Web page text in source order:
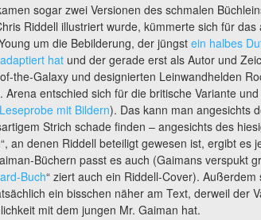
sogar zwei Versionen des schmalen
Riddell illustriert wurde, kümmerte sich für
um die Bebilderung, der jüngstein halbes
hatund der gerade erst als Autor und
the-Galaxy und designierten Leinwandhelden
entschied sich für die britische Variante
mit Bildern). Das kann man angesichts
Strich schade finden – angesichts des
an denen Riddell beteiligt gewesen ist, ergibt es
Büchern passt es auch (Gaimans verspukt
Buch“ ziert auch ein Riddell-Cover). Außerdem
ein bisschen näher am Text, derweil der
mit dem jungen Mr. Gaiman hat.